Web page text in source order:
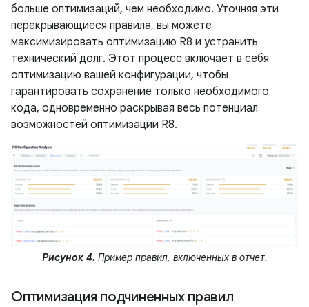
больше оптимизаций, чем необходимо. Уточняя эти
перекрывающиеся правила, вы можете
максимизировать оптимизацию R8 и устранить
технический долг. Этот процесс включает в себя
оптимизацию вашей конфигурации, чтобы
гарантировать сохранение только необходимого
кода, одновременно раскрывая весь потенциал
возможностей оптимизации R8.
Рисунок 4. Пример правил, включенных в отчет.
Оптимизация подчиненных правил